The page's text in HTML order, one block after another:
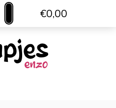
€0,00